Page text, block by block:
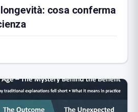
cosa conferma